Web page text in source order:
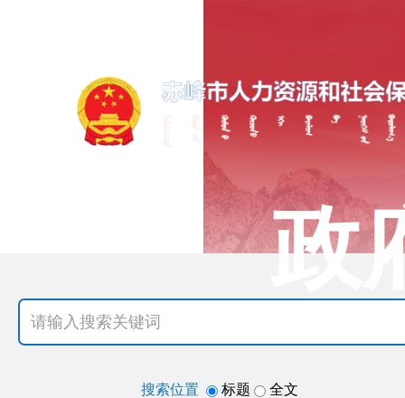
政
搜索位置 标题 全文